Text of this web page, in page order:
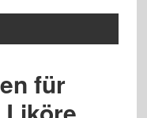
für